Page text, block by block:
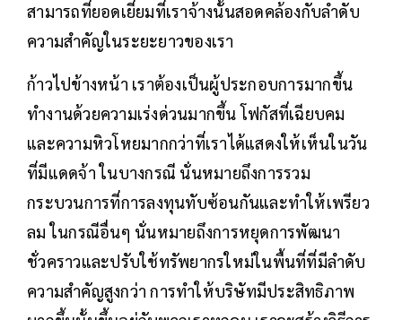
สามารถที่ยอดเยี่ยมที่เราจ้างนั้นสอดคล้องกับลำดับ
ความสำคัญในระยะยาวของเรา
ก้าวไปข้างหน้า เราต้องเป็นผู้ประกอบการมากขึ้น
ทำงานด้วยความเร่งด่วนมากขึ้น โฟกัสที่เฉียบคม
และความหิวโหยมากกว่าที่เราได้แสดงให้เห็นในวัน
ที่มีแดดจ้า ในบางกรณี นั่นหมายถึงการรวม
กระบวนการที่การลงทุนทับซ้อนกันและทำให้เพรียว
ลม ในกรณีอื่นๆ นั่นหมายถึงการหยุดการพัฒนา
ชั่วคราวและปรับใช้ทรัพยากรใหม่ในพื้นที่ที่มีลำดับ
ความสำคัญสูงกว่า การทำให้บริษัทมีประสิทธิภาพ